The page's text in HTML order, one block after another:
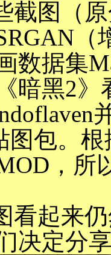
截图（
数据集
暗黑2
图包。
，所
看起来
决定分